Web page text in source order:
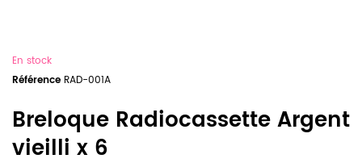
En stock
Référence RAD-001A
Breloque Radiocassette Argent
vieilli x 6